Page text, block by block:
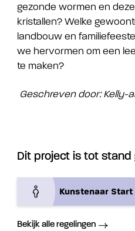
gezonde wormen en
kristallen? Welke
landbouw en
we hervormen om een
te maken?
Geschreven door: Kelly-
Dit project is tot stand
Kunstenaar Start
Bekijk alle regelingen